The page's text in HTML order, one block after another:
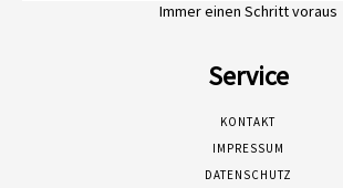
Immer einen Schritt voraus
Service
KONTAKT
IMPRESSUM
DATENSCHUTZ